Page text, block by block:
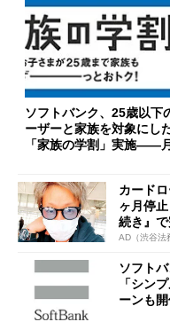
ソフトバンク、25歳以下
ーザーと家族を対象にし
「家族の学割」実施――
カード
ヶ月停
続き』で
AD（渋谷法
ソフト
「シン
ーンも